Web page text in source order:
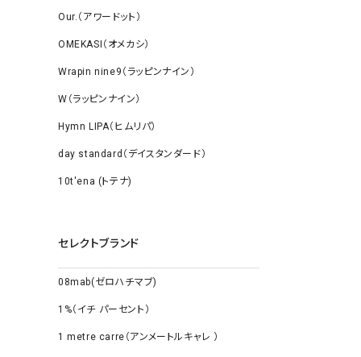
Our.（アワードット）
OMEKASI（オメカシ）
Wrapin nine9（ラッピンナイン）
W（ラッピンナイン）
Hymn LIPA（ヒムリパ）
day standard（デイスタンダード）
10t'ena (トテナ)
セレクトブランド
08mab(ゼロハチマブ)
1%（イチ パーセント）
1 metre carre（アンメートルキャレ ）